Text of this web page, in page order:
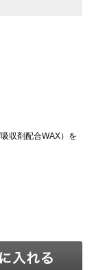
収剤配合WAX）を